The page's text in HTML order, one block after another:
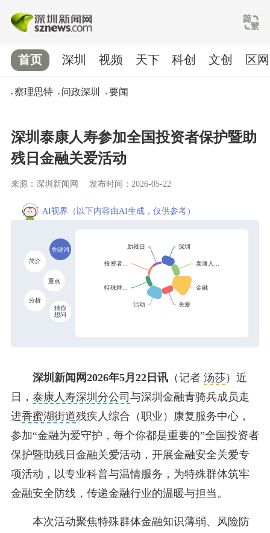
首页
察理思特 问政深圳 要闻
深圳 视频 天下 科创 文创 区网
深圳泰康人寿参加全国投资者保护暨助
残日金融关爱活动
来源：深圳新闻网 发布时间：2026-05-22
AI视界 （以下内容由AI生成，仅供参考）
关键词
简介
重点
分析
猜你
想问
深圳新闻网2026年5月22日讯（记者 汤莎）近
日， 泰康人寿深圳分公司 与深圳金融青骑兵成员走
进香蜜湖街道残疾人综合（职业）康复服务中心，
参加“金融为爱守护，每个你都是重要的”全国投资者
保护暨助残日金融关爱活动，开展金融安全关爱专
项活动，以专业科普与温情服务，为特殊群体筑牢
金融安全防线，传递金融行业的温暖与担当。
本次活动聚焦特殊群体金融知识薄弱、风险防